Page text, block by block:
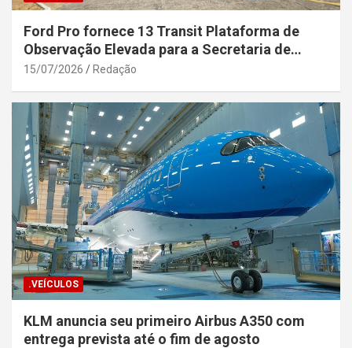
Ford Pro fornece 13 Transit Plataforma de
Observação Elevada para a Secretaria de
Segurança Pública da Bahia
15/07/2026 Redação
.VEÍCULOS
KLM anuncia seu primeiro Airbus A350 com
entrega prevista até o fim de agosto